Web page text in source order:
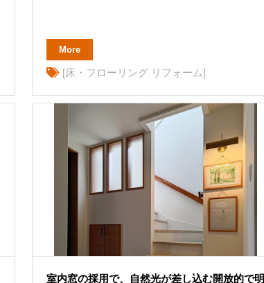
More
[床・フローリング リフォーム]
室内窓の採用で、自然光が差し込む開放的で明